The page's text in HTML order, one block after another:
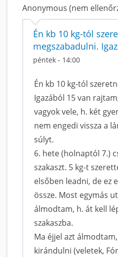
Anonymous (nem
Én kb 10 kg-tól
megszabadulni.
péntek - 14:00
Én kb 10 kg-tól
Igazából 15 van
vagyok vele, h. két
nem engedi vissza a
súlyt.
6. hete (holnaptól 7.)
szakaszt. 5 kg-t
elsőben leadni, de ez
össze. Most egymás
álmodtam, h. át kell
szakaszba.
Ma éjjel azt
kirándulni (veletek,